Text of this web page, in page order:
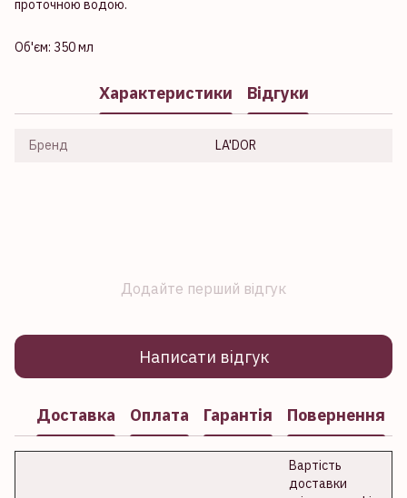
проточною водою.
Об'єм: 350 мл
Характеристики Відгуки
Бренд LA'DOR
Додайте перший відгук
Написати відгук
Доставка Оплата Гарантія Повернення
Вартість
доставки